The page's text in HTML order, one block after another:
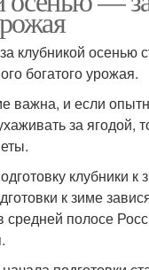
клубникой осенью
богатого урожая.
важна, и если
за ягодой,
клубники к
к зиме
средней полосе